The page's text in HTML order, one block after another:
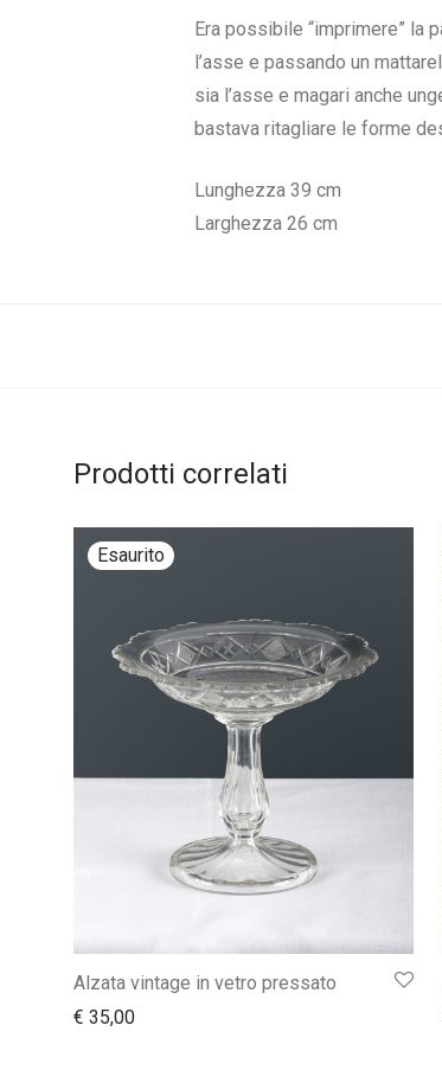
Era possibile “imprimere” la
l’asse e passando un
sia l’asse e magari anche
bastava ritagliare le forme
Lunghezza 39 cm
Larghezza 26 cm
Prodotti correlati
Alzata vintage in vetro pressato
€ 35,00